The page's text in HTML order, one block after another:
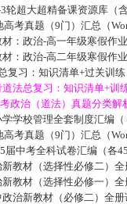
轮超大超精备课资源库（
考真题（9门）汇总（
：政治-高一年级寒假作
：政治-高二年级寒假作
复习：知识清单+过关训练
法总复习：知识清单+训
政治（道法）真题分类解
学校管理全套制度汇编（
考真题（9门）汇总（
届中考全科试卷汇编（各
教材（选择性必修二）全
教材（选择性必修一）全
治新教材（必修二）全册